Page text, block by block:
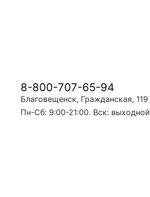
8-800-707-65-94
Благовещенск, Гражданская, 119
Пн-Сб: 9:00-21:00. Вск: выходной